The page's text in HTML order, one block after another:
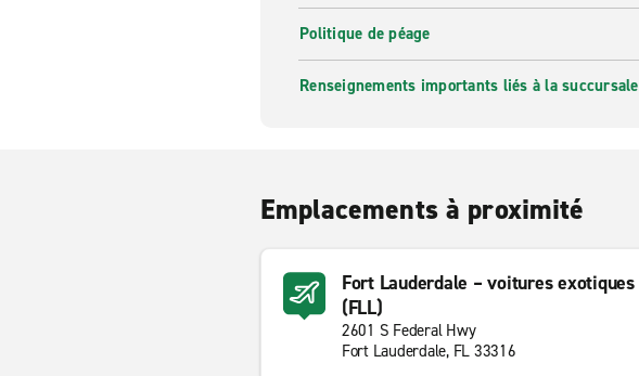
Politique de péage
Renseignements importants liés à la succursale
Emplacements à proximité
Fort Lauderdale – voitures exotiques
(FLL)
2601 S Federal Hwy
Fort Lauderdale, FL 33316